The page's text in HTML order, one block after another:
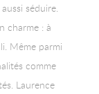
séduire.
charme : à
Même parmi
comme
Laurence